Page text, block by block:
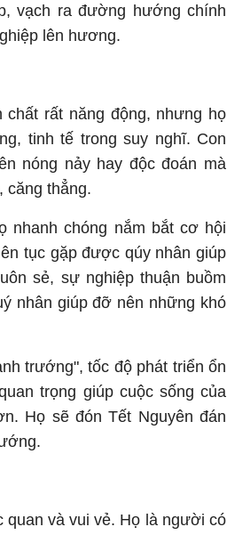
vạch ra đường hướng chính
lên hương.
rất năng động, nhưng họ
tinh tế trong suy nghĩ. Con
nóng nảy hay độc đoán mà
căng thẳng.
nhanh chóng nắm bắt cơ hội
tục gặp được qúy nhân giúp
sẻ, sự nghiệp thuận buồm
nhân giúp đỡ nên những khó
trướng", tốc độ phát triển ổn
trọng giúp cuộc sống của
Họ sẽ đón Tết Nguyên đán
và vui vẻ. Họ là người có